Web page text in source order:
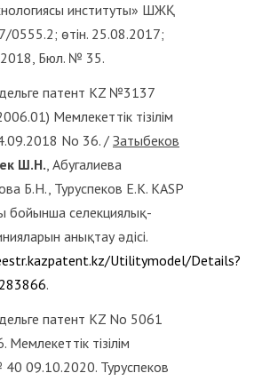
институты» ШЖҚ
өтін. 25.08.2017;
Бюл. № 35.
патент KZ №3137
Мемлекеттік тізілім
No 36. / Затыбеков
Ш.Н., Абугалиева
Б.Н., Туруспеков Е.К. KASP
бойынша селекциялық-
анықтау әдісі.
Utilitymodel/Details?
.
патент KZ No 5061
тізілім
09.10.2020. Туруспеков